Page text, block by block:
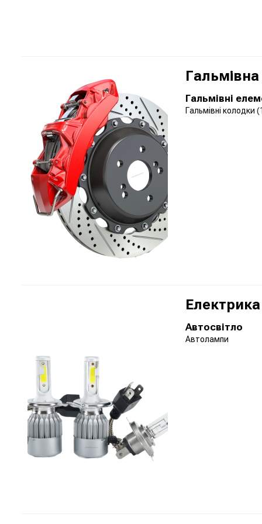
Гальмівні
Гальмівні колодки
Автосвітло
Автолампи